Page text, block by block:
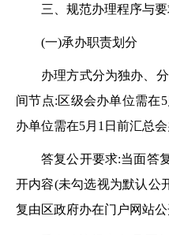
三、规范办理程序与
(一)承办职责划分
办理方式分为独办、
间节点:区级会办单位需在
办单位需在5月1日前汇总
答复公开要求:当面答
开内容(未勾选视为默认公
复由区政府办在门户网站公